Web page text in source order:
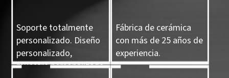
Soporte totalmente
personalizado. Diseño
personalizado,
muestra personalizada
Fábrica de cerámica
con más de 25 años de
experiencia.